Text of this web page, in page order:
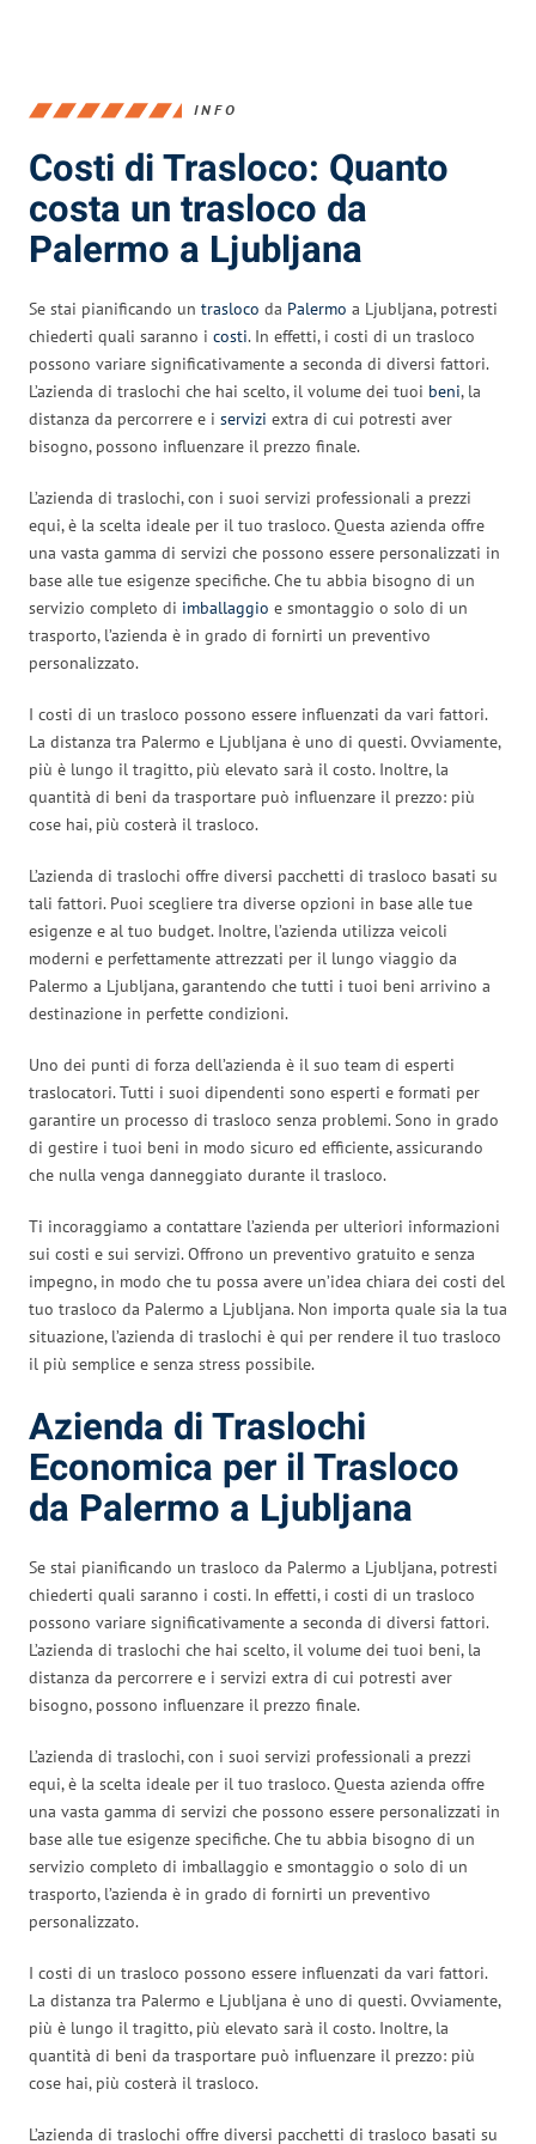
INFO
Costi di Trasloco: Quanto
costa un trasloco da
Palermo a Ljubljana
Se stai pianificando un trasloco da Palermo a Ljubljana, potresti
chiederti quali saranno i costi. In effetti, i costi di un trasloco
possono variare significativamente a seconda di diversi fattori.
L’azienda di traslochi che hai scelto, il volume dei tuoi beni, la
distanza da percorrere e i servizi extra di cui potresti aver
bisogno, possono influenzare il prezzo finale.
L’azienda di traslochi, con i suoi servizi professionali a prezzi
equi, è la scelta ideale per il tuo trasloco. Questa azienda offre
una vasta gamma di servizi che possono essere personalizzati in
base alle tue esigenze specifiche. Che tu abbia bisogno di un
servizio completo di imballaggio e smontaggio o solo di un
trasporto, l’azienda è in grado di fornirti un preventivo
personalizzato.
I costi di un trasloco possono essere influenzati da vari fattori.
La distanza tra Palermo e Ljubljana è uno di questi. Ovviamente,
più è lungo il tragitto, più elevato sarà il costo. Inoltre, la
quantità di beni da trasportare può influenzare il prezzo: più
cose hai, più costerà il trasloco.
L’azienda di traslochi offre diversi pacchetti di trasloco basati su
tali fattori. Puoi scegliere tra diverse opzioni in base alle tue
esigenze e al tuo budget. Inoltre, l’azienda utilizza veicoli
moderni e perfettamente attrezzati per il lungo viaggio da
Palermo a Ljubljana, garantendo che tutti i tuoi beni arrivino a
destinazione in perfette condizioni.
Uno dei punti di forza dell’azienda è il suo team di esperti
traslocatori. Tutti i suoi dipendenti sono esperti e formati per
garantire un processo di trasloco senza problemi. Sono in grado
di gestire i tuoi beni in modo sicuro ed efficiente, assicurando
che nulla venga danneggiato durante il trasloco.
Ti incoraggiamo a contattare l’azienda per ulteriori informazioni
sui costi e sui servizi. Offrono un preventivo gratuito e senza
impegno, in modo che tu possa avere un’idea chiara dei costi del
tuo trasloco da Palermo a Ljubljana. Non importa quale sia la tua
situazione, l’azienda di traslochi è qui per rendere il tuo trasloco
il più semplice e senza stress possibile.
Azienda di Traslochi
Economica per il Trasloco
da Palermo a Ljubljana
Se stai pianificando un trasloco da Palermo a Ljubljana, potresti
chiederti quali saranno i costi. In effetti, i costi di un trasloco
possono variare significativamente a seconda di diversi fattori.
L’azienda di traslochi che hai scelto, il volume dei tuoi beni, la
distanza da percorrere e i servizi extra di cui potresti aver
bisogno, possono influenzare il prezzo finale.
L’azienda di traslochi, con i suoi servizi professionali a prezzi
equi, è la scelta ideale per il tuo trasloco. Questa azienda offre
una vasta gamma di servizi che possono essere personalizzati in
base alle tue esigenze specifiche. Che tu abbia bisogno di un
servizio completo di imballaggio e smontaggio o solo di un
trasporto, l’azienda è in grado di fornirti un preventivo
personalizzato.
I costi di un trasloco possono essere influenzati da vari fattori.
La distanza tra Palermo e Ljubljana è uno di questi. Ovviamente,
più è lungo il tragitto, più elevato sarà il costo. Inoltre, la
quantità di beni da trasportare può influenzare il prezzo: più
cose hai, più costerà il trasloco.
L’azienda di traslochi offre diversi pacchetti di trasloco basati su